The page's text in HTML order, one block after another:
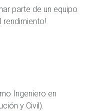
parte de un equipo
Ingeniero en
y Civil).